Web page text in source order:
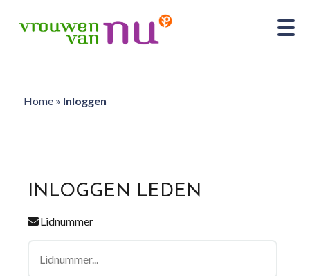
Home» Inloggen
INLOGGEN LEDEN
Lidnummer